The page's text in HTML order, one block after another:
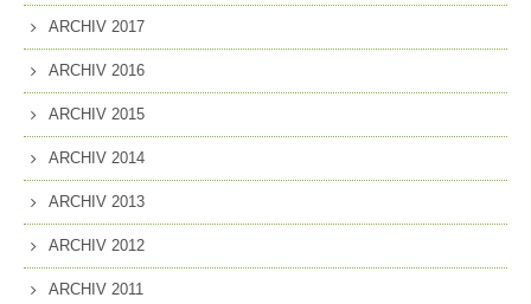
ARCHIV 2017
ARCHIV 2016
ARCHIV 2015
ARCHIV 2014
ARCHIV 2013
ARCHIV 2012
ARCHIV 2011